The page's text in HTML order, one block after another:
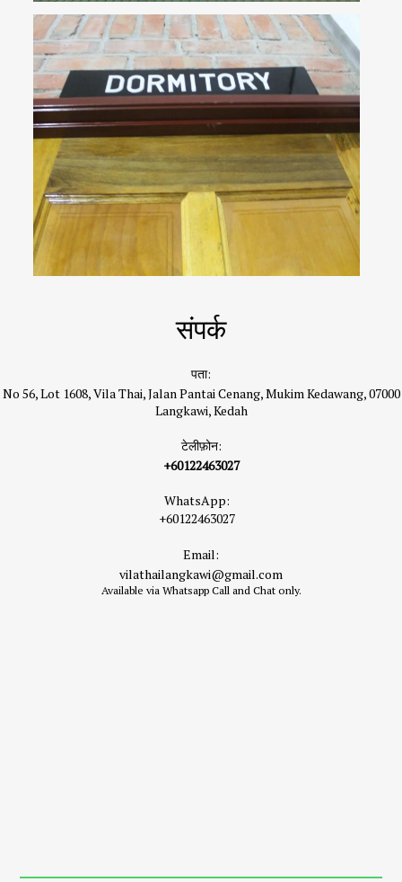
संपर्क
पता:
No 56, Lot 1608, Vila Thai, Jalan Pantai Cenang, Mukim Kedawang, 07000
Langkawi, Kedah
टेलीफ़ोन:
+60122463027
WhatsApp:
+60122463027
Email:
vilathailangkawi@gmail.com
Available via Whatsapp Call and Chat only.